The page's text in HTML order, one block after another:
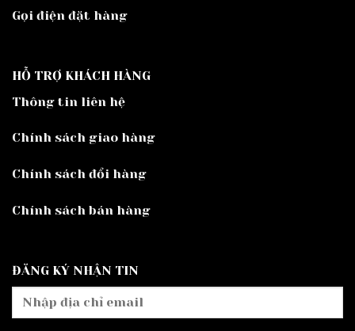
Gọi điện đặt hàng
HỖ TRỢ KHÁCH HÀNG
Thông tin liên hệ
Chính sách giao hàng
Chính sách đổi hàng
Chính sách bán hàng
ĐĂNG KÝ NHẬN TIN